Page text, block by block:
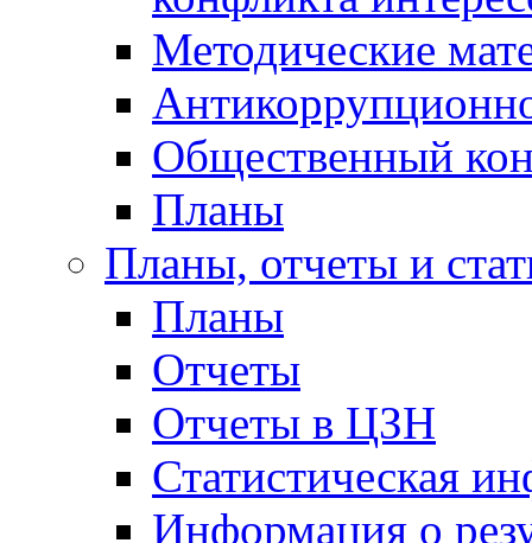
Методические
Общественный
Планы
Планы, отчеты и
Планы
Отчеты
Отчеты в ЦЗН
Статистическая
Информация о